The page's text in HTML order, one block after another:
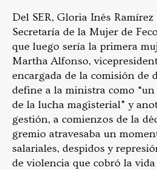
Del SER, Gloria Inés
Secretaría de la Mujer de
que luego sería la primera
Martha Alfonso,
encargada de la comisión de
define a la ministra como
de la lucha magisterial” y
gestión, a comienzos de la
gremio atravesaba un
salariales, despidos y
de violencia que cobró la